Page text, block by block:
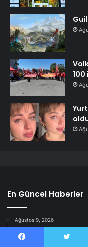
100
En Güncel Haberler
Ağustos 9, 2026
AKP’ye geçen